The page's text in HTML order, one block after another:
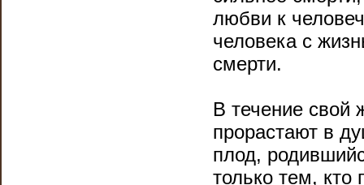
любви к
человека с
смерти.
В течение свой
прорастают в
плод,
только тем, кто